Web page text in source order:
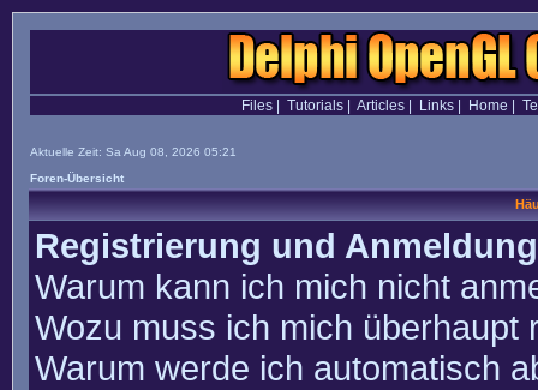
Files| Tutorials| Articles| Links| Home
Aktuelle Zeit: Sa Aug 08, 2026 05:21
Foren-Übersicht
Registrierung und Anmeldung
Warum kann ich mich nicht
Wozu muss ich mich überhaupt
Warum werde ich automatisch